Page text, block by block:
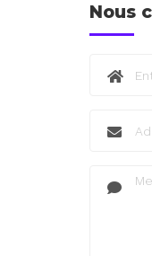
Nous